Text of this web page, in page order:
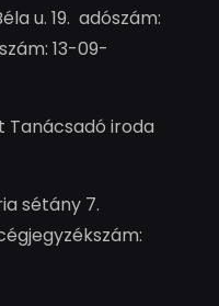
u. 19. adószám:
13-09-
Tanácsadó iroda
sétány 7.